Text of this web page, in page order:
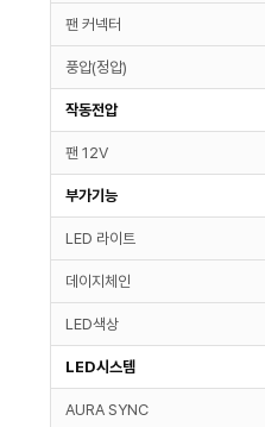
팬 커넥터
풍압(정압)
작동전압
팬 12V
부가기능
LED 라이트
데이지체인
LED색상
LED시스템
AURA SYNC